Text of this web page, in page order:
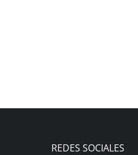
REDES SOCIALES